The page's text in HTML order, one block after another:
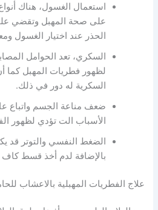
استعمال الغسول، هناك
على صحة المهبل وتقضي على
الحذر عند اختيار الغسول
السكري، تعد الحوامل
لظهور فطريات المهبل كما
السكرية له دور في ذلك.
ضعف مناعة الجسم واتباع
الأسباب الت تؤدي لظهور
الضغط النفسي والتوتر قد
بالإضافة لدم أخذ قسط كاف
علاج الفطريات المهبلية بالاعشاب